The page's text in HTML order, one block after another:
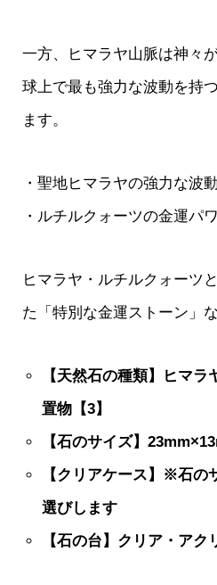
一方、ヒマラヤ山脈は神々
球上で最も強力な波動を持
ます。
・聖地ヒマラヤの強力な波動
・ルチルクォーツの金運パ
ヒマラヤ・ルチルクォーツ
た「特別な金運ストーン」な
【天然石の種類】ヒマ
置物【3】
【石のサイズ】
【クリアケース】※石の
選びします
【石の台】クリア・アク